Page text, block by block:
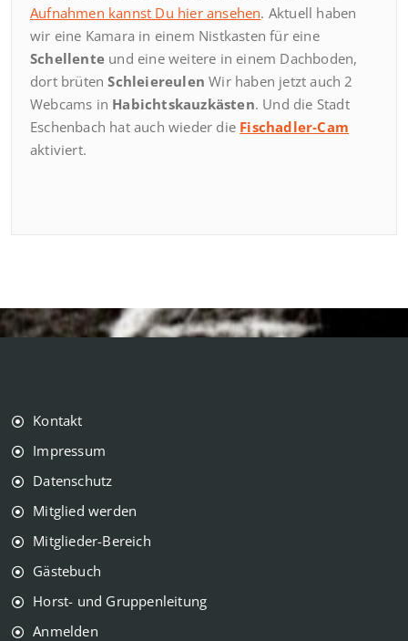
Aufnahmen kannst Du hier ansehen. Aktuell haben
wir eine Kamara in einem Nistkasten für eine
Schellente und eine weitere in einem Dachboden,
dort brütenSchleiereulen Wir haben jetzt auch 2
Webcams in Habichtskauzkästen. Und die Stadt
Eschenbach hat auch wieder die Fischadler-Cam
aktiviert.
Kontakt
Impressum
Datenschutz
Mitglied werden
Mitglieder-Bereich
Gästebuch
Horst- und Gruppenleitung
Anmelden